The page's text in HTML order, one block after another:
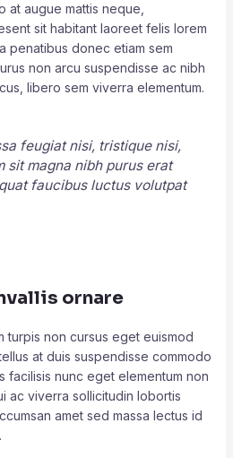
at augue mattis neque,
sit habitant laoreet felis lorem
penatibus donec etiam sem
non arcu suspendisse ac nibh
libero sem viverra elementum.
feugiat nisi, tristique nisi,
sit magna nibh purus erat
faucibus luctus volutpat
ornare
turpis non cursus eget euismod
at duis suspendisse commodo
facilisis nunc eget elementum non
ac viverra sollicitudin lobortis
amet sed massa lectus id